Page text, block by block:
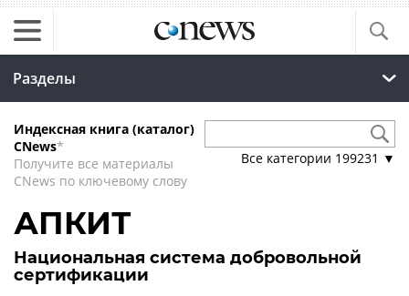
Разделы
Индексная книга (каталог)
CNews*
Получите все материалы
CNews по ключевому слову
Все категории 199231 ▼
АПКИТ
Национальная система добровольной
сертификации